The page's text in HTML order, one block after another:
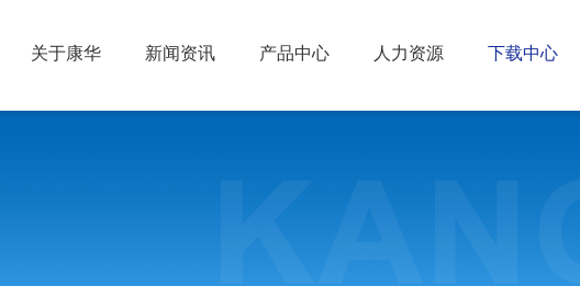
关于康华 新闻资讯 产品中心 人力资源 下载中心